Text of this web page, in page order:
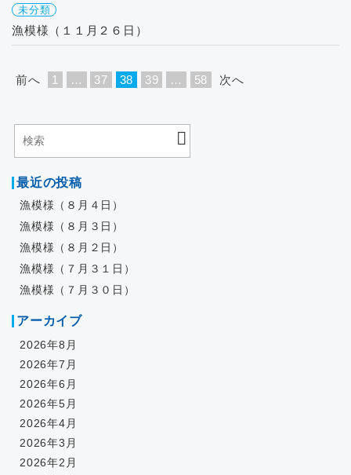
未分類
漁模様（１１月２６日）
前へ 1 … 37 38 39 … 58 次へ
最近の投稿
漁模様（８月４日）
漁模様（８月３日）
漁模様（８月２日）
漁模様（７月３１日）
漁模様（７月３０日）
アーカイブ
2026年8月
2026年7月
2026年6月
2026年5月
2026年4月
2026年3月
2026年2月